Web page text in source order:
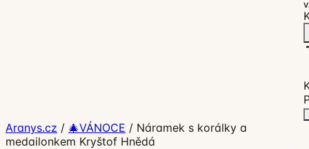
Aranys.cz / 🎄VÁNOCE / Náramek s korálky a
medailonkem Kryštof Hnědá